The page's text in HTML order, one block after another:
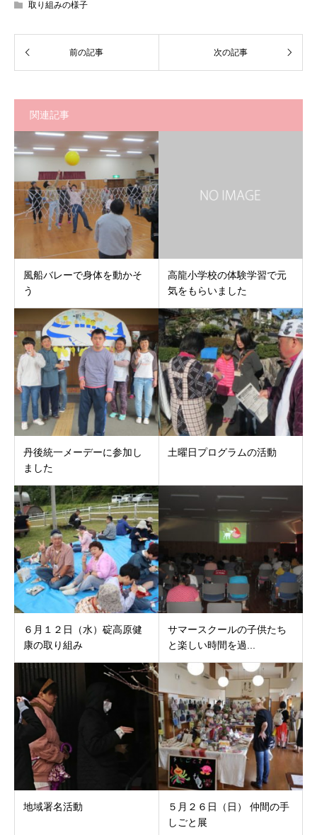
取り組みの様子
関連記事
風船バレーで身体を動かそ
う
高龍小学校の体験学習で元
気をもらいました
丹後統一メーデーに参加し
ました
土曜日プログラムの活動
６月１２日（水）碇高原健
康の取り組み
サマースクールの子供たち
と楽しい時間を過...
地域署名活動
５月２６日（日） 仲間の手
しごと展